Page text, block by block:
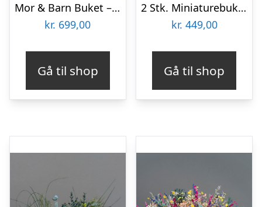
Mor & Barn Buket – Lyserød
kr. 699,00
Gå til shop
2 Stk. Miniaturebuketter
kr. 449,00
Gå til shop